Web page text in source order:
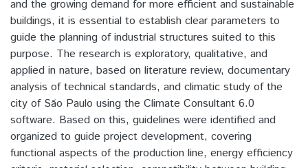
and the growing demand for more efficient and sustainable
buildings, it is essential to establish clear parameters to
guide the planning of industrial structures suited to this
purpose. The research is exploratory, qualitative, and
applied in nature, based on literature review, documentary
analysis of technical standards, and climatic study of the
city of São Paulo using the Climate Consultant 6.0
software. Based on this, guidelines were identified and
organized to guide project development, covering
functional aspects of the production line, energy efficiency